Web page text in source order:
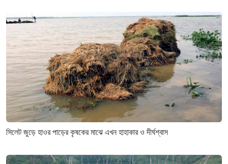
সিলেট জুড়ে হাওর পাড়ের কৃষকের মাঝে এখন হাহাকার ও দীর্ঘশ্বাস